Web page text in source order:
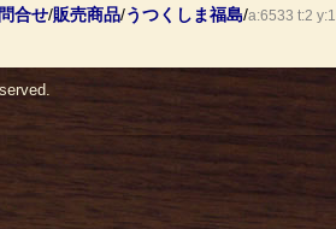
合せ/販売商品/うつくしま福島/a:6533 t:2 y:1